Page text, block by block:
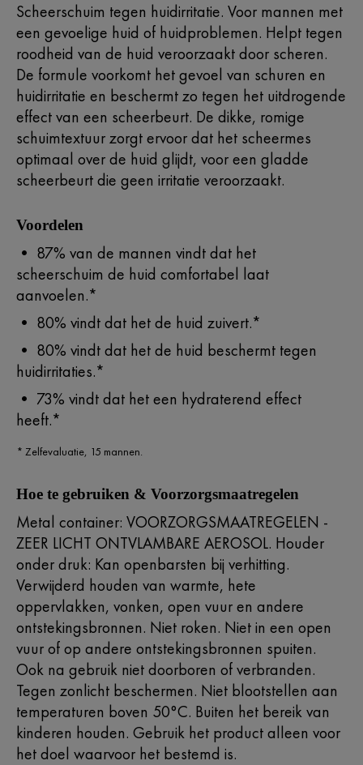
Scheerschuim tegen huidirritatie. Voor mannen met
een gevoelige huid of huidproblemen. Helpt tegen
roodheid van de huid veroorzaakt door scheren.
De formule voorkomt het gevoel van schuren en
huidirritatie en beschermt zo tegen het uitdrogende
effect van een scheerbeurt. De dikke, romige
schuimtextuur zorgt ervoor dat het scheermes
optimaal over de huid glijdt, voor een gladde
scheerbeurt die geen irritatie veroorzaakt.
Voordelen
• 87% van de mannen vindt dat het
scheerschuim de huid comfortabel laat
aanvoelen.*
• 80% vindt dat het de huid zuivert.*
• 80% vindt dat het de huid beschermt tegen
huidirritaties.*
• 73% vindt dat het een hydraterend effect
heeft.*
* Zelfevaluatie, 15 mannen.
Hoe te gebruiken & Voorzorgsmaatregelen
Metal container: VOORZORGSMAATREGELEN -
ZEER LICHT ONTVLAMBARE AEROSOL. Houder
onder druk: Kan openbarsten bij verhitting.
Verwijderd houden van warmte, hete
oppervlakken, vonken, open vuur en andere
ontstekingsbronnen. Niet roken. Niet in een open
vuur of op andere ontstekingsbronnen spuiten.
Ook na gebruik niet doorboren of verbranden.
Tegen zonlicht beschermen. Niet blootstellen aan
temperaturen boven 50°C. Buiten het bereik van
kinderen houden. Gebruik het product alleen voor
het doel waarvoor het bestemd is.